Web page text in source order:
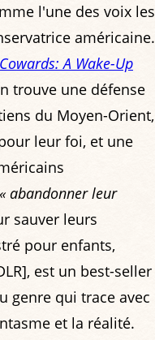
l'une des voix les
américaine.
A Wake-Up
trouve une défense
du Moyen-Orient,
leur foi, et une
« abandonner leur
sauver leurs
pour enfants,
est un best-seller
genre qui trace avec
et la réalité.